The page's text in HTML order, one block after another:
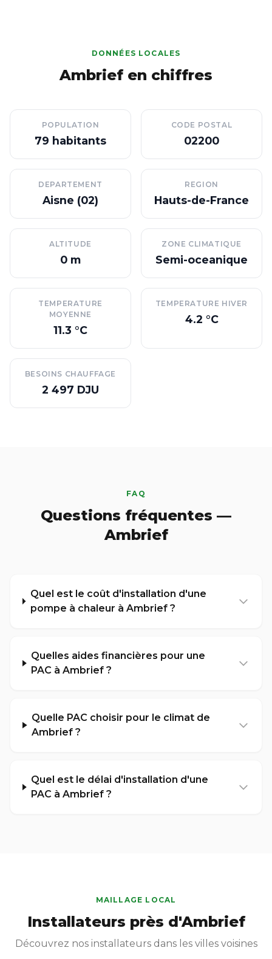
DONNÉES LOCALES
Ambrief en chiffres
POPULATION
79 habitants
CODE POSTAL
02200
DEPARTEMENT
Aisne (02)
REGION
Hauts-de-France
ALTITUDE
0 m
ZONE CLIMATIQUE
Semi-oceanique
TEMPERATURE
MOYENNE
11.3 °C
TEMPERATURE HIVER
4.2 °C
BESOINS CHAUFFAGE
2 497 DJU
FAQ
Questions fréquentes —
Ambrief
Quel est le coût d'installation d'une
pompe à chaleur à Ambrief ?
Quelles aides financières pour une
PAC à Ambrief ?
Quelle PAC choisir pour le climat de
Ambrief ?
Quel est le délai d'installation d'une
PAC à Ambrief ?
MAILLAGE LOCAL
Installateurs près d'Ambrief
Découvrez nos installateurs dans les villes voisines